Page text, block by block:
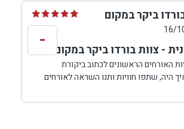
במאה ה-19 מוצגות יצירות מקוריות של אמנים
אישיות של מרים, המשקפות נושאים
להתרשם מיצירות עוצמתיות,
ביקר במקום
16/
- צוות בורדו ביקר במקום
האורחים הראשונים לכתוב ביקורת
היה, שתפו חוויות ותנו השראה לאורחים
-